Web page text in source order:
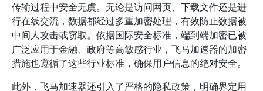
传输过程中安全无虞。无论是访问网页、下载文件还是进
行在线交流，数据都经过多重加密处理，有效防止数据被
中间人攻击或窃取。依据国际安全标准，端到端加密已被
广泛应用于金融、政府等高敏感行业，飞马加速器的加密
措施也遵循了这些行业标准，确保用户信息的绝对安全。
此外，飞马加速器还引入了严格的隐私政策，明确界定用